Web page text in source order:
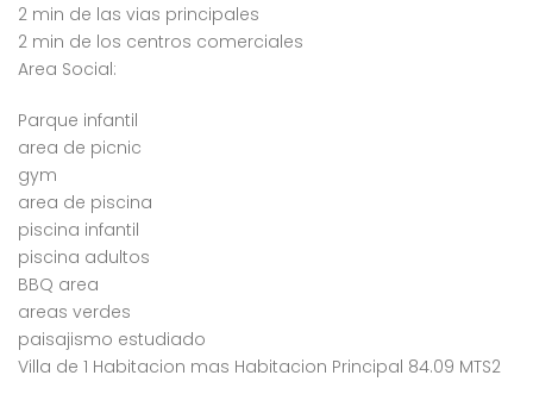
2 min de las vias principales
2 min de los centros comerciales
Area Social:
Parque infantil
area de picnic
gym
area de piscina
piscina infantil
piscina adultos
BBQ area
areas verdes
paisajismo estudiado
Villa de 1 Habitacion mas Habitacion Principal 84.09 MTS2